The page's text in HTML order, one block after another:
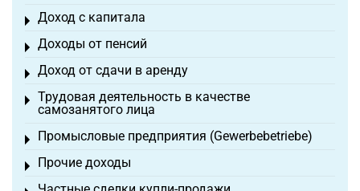
Доход с капитала
Toggle menu
Доходы от пенсий
Toggle menu
Доход от сдачи в аренду
Toggle menu
Трудовая деятельность в качестве
самозанятого лица
Toggle menu
Промысловые предприятия (Gewerbebetriebe)
Toggle menu
Прочие доходы
Toggle menu